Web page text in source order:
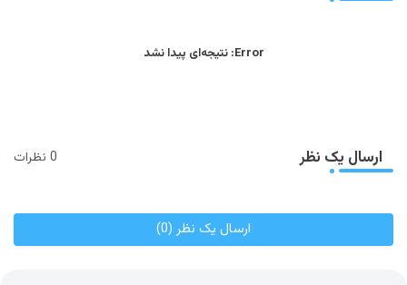
Error: نتیجه‌ای پیدا نشد
ارسال یک نظر 0 نظرات
ارسال یک نظر (0)